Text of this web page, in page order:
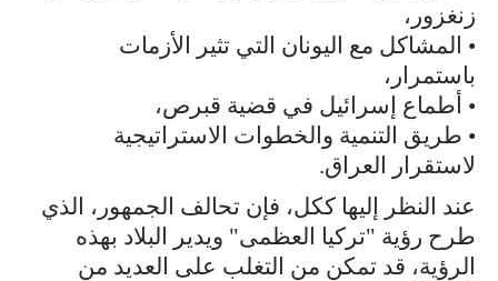
زنغزور،
• المشاكل مع اليونان التي تثير الأزمات
باستمرار،
• أطماع إسرائيل في قضية قبرص،
• طريق التنمية والخطوات الاستراتيجية
لاستقرار العراق.
عند النظر إليها ككل، فإن تحالف الجمهور، الذي
طرح رؤية "تركيا العظمى" ويدير البلاد بهذه
الرؤية، قد تمكن من التغلب على العديد من